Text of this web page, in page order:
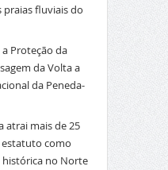
praias fluviais do
a Proteção da
da Volta a
da Peneda-
atrai mais de 25
como
histórica no Norte